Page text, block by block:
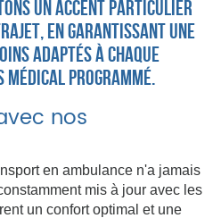
un accent particulier
en garantissant une
adaptés à chaque
programmé.
nos
en ambulance n'a jamais
mis à jour avec les
un confort optimal et une